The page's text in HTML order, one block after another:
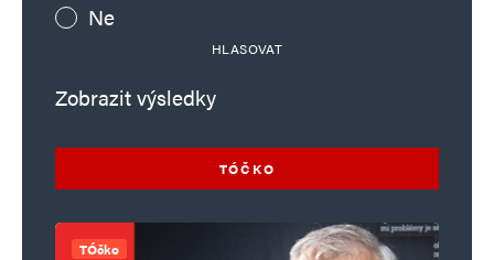
Ne
HLASOVAT
Zobrazit výsledky
TÓČKO
TÓčko